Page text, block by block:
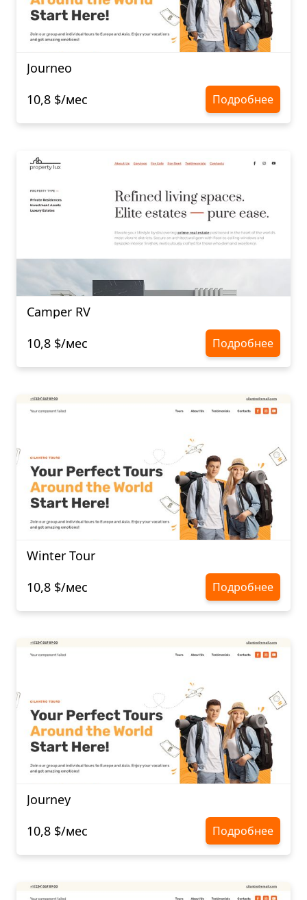
Journeo
10,8 $/мес
Подробнее
Camper RV
10,8 $/мес
Подробнее
Winter Tour
10,8 $/мес
Подробнее
Journey
10,8 $/мес
Подробнее